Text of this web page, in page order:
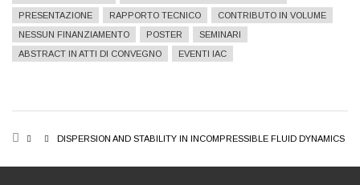
PRESENTAZIONE
RAPPORTO TECNICO
CONTRIBUTO IN VOLUME
NESSUN FINANZIAMENTO
POSTER
SEMINARI
ABSTRACT IN ATTI DI CONVEGNO
EVENTI IAC
BREADCRUMB
DISPERSION AND STABILITY IN INCOMPRESSIBLE FLUID DYNAMICS